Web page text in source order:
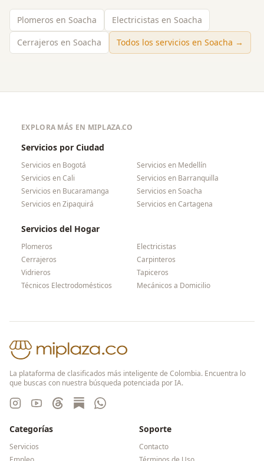
Plomeros en Soacha
Electricistas en Soacha
Cerrajeros en Soacha
Todos los servicios en Soacha →
EXPLORA MÁS EN MIPLAZA.CO
Servicios por Ciudad
Servicios en Bogotá Servicios en Medellín
Servicios enCali Servicios en Barranquilla
Servicios en Bucaramanga Servicios enSoacha
Servicios enZipaquirá Servicios enCartagena
Servicios del Hogar
Plomeros
Electricistas
Cerrajeros
Carpinteros
Vidrieros
Tapiceros
Técnicos Electrodomésticos
Mecánicos a Domicilio
La plataforma de clasificados más inteligente de Colombia. Encuentra lo
que buscas con nuestra búsqueda potenciada por IA.
Categorías
Servicios
Soporte
Contacto